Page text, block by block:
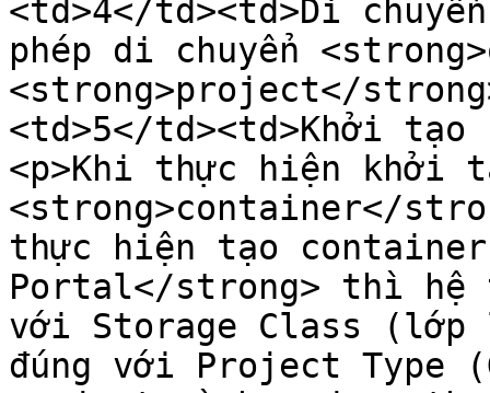
<td>4</td><td>Di
phép di chuyển
<strong>project</
<td>5</td><td>Khởi
<p>Khi thực hiện khởi
<strong>container</
thực hiện tạo container
Portal</strong> thì hệ
với Storage Class
đúng với Project Type